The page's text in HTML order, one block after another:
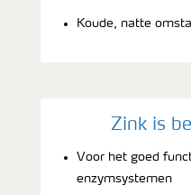
Koude, natte
Zink is
Voor het goed
enzymsystemen